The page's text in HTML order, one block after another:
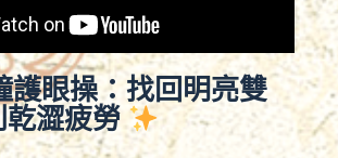
護眼操：找回明亮雙
乾澀疲勞